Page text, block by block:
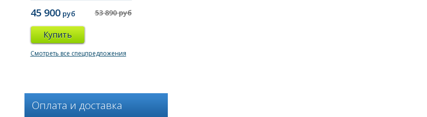
45 900руб 53 890 руб
Купить
Смотреть все спецпредложения
Оплата и доставка